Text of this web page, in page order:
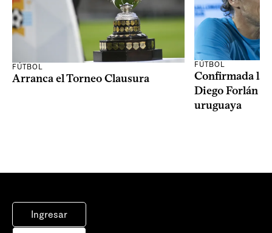
FÚTBOL
Arranca el Torneo Clausura
FÚTBOL
Confirmada la
Diego Forlán
uruguaya
Ingresar